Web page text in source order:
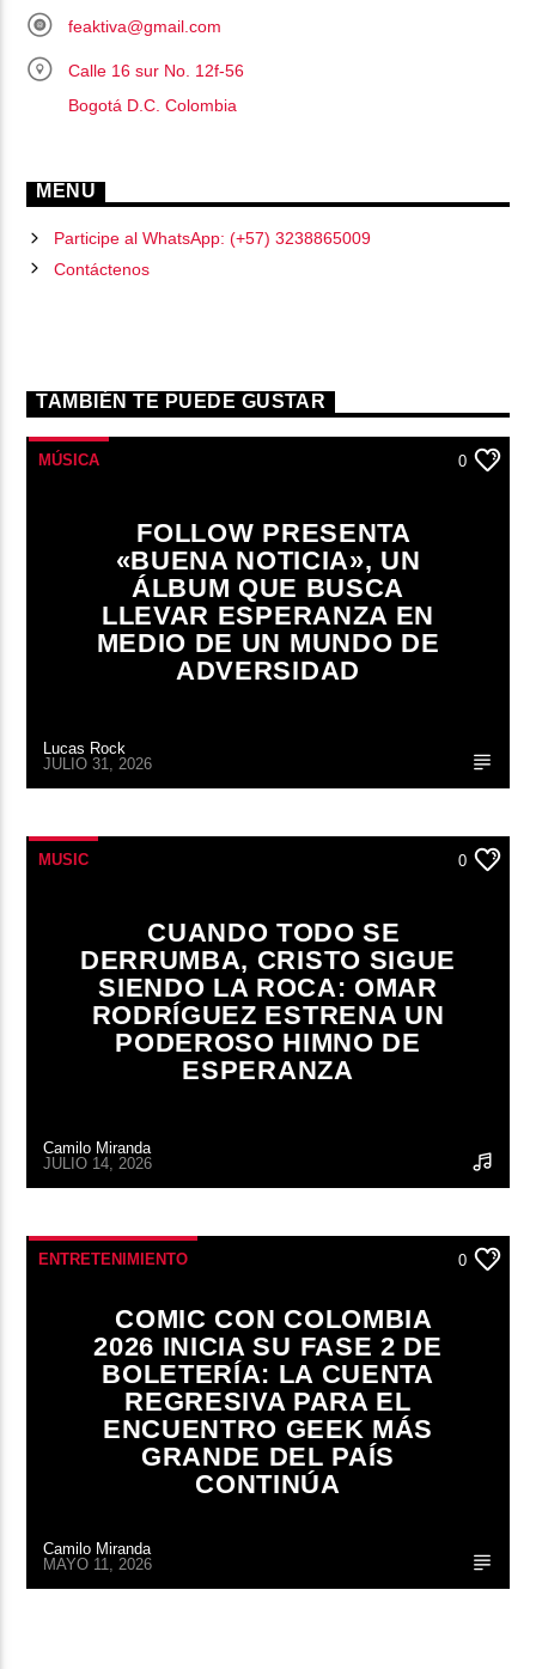
feaktiva@gmail.com
Calle 16 sur No. 12f-56
Bogotá D.C. Colombia
MENU
Participe al WhatsApp: (+57) 3238865009
Contáctenos
TAMBIÉN TE PUEDE GUSTAR
MÚSICA 0
FOLLOW PRESENTA
«BUENA NOTICIA», UN
ÁLBUM QUE BUSCA
LLEVAR ESPERANZA EN
MEDIO DE UN MUNDO DE
ADVERSIDAD
Lucas Rock
JULIO 31, 2026
MUSIC 0
CUANDO TODO SE
DERRUMBA, CRISTO SIGUE
SIENDO LA ROCA: OMAR
RODRÍGUEZ ESTRENA UN
PODEROSO HIMNO DE
ESPERANZA
Camilo Miranda
JULIO 14, 2026
ENTRETENIMIENTO 0
COMIC CON COLOMBIA
2026 INICIA SU FASE 2 DE
BOLETERÍA: LA CUENTA
REGRESIVA PARA EL
ENCUENTRO GEEK MÁS
GRANDE DEL PAÍS
CONTINÚA
Camilo Miranda
MAYO 11, 2026